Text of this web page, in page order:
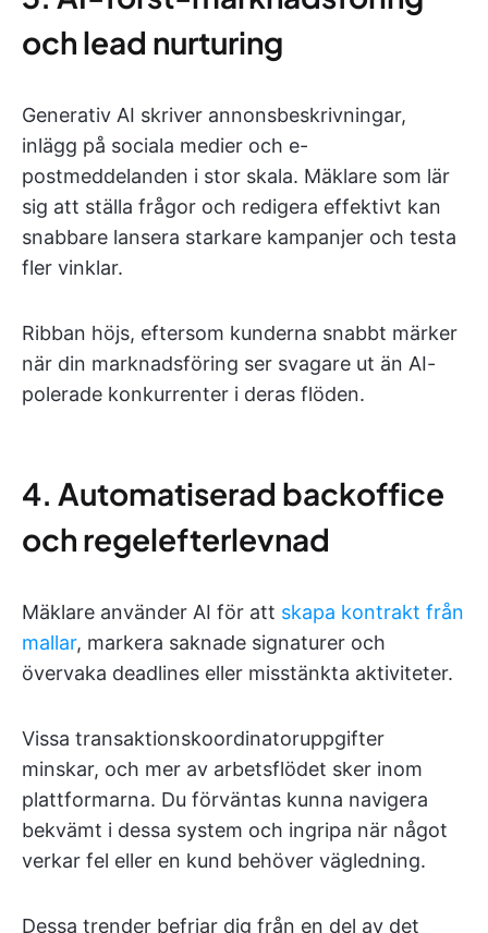
och lead nurturing
Generativ AI skriver annonsbeskrivningar,
inlägg på sociala medier och e-
postmeddelanden i stor skala. Mäklare som lär
sig att ställa frågor och redigera effektivt kan
snabbare lansera starkare kampanjer och testa
fler vinklar.
Ribban höjs, eftersom kunderna snabbt märker
när din marknadsföring ser svagare ut än AI-
polerade konkurrenter i deras flöden.
4. Automatiserad backoffice
och regelefterlevnad
Mäklare använder AI för att skapa kontrakt från
mallar, markera saknade signaturer och
övervaka deadlines eller misstänkta aktiviteter.
Vissa transaktionskoordinatoruppgifter
minskar, och mer av arbetsflödet sker inom
plattformarna. Du förväntas kunna navigera
bekvämt i dessa system och ingripa när något
verkar fel eller en kund behöver vägledning.
Dessa trender befriar dig från en del av det